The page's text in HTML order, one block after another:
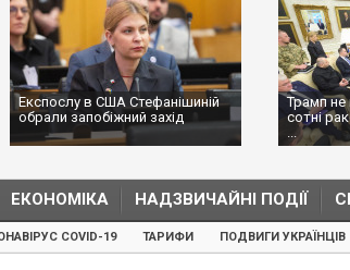
Експослу в США Стефанішиній
обрали запобіжний захід
Трамп не
сотні
...
ЕКОНОМІКА НАДЗВИЧАЙНІ ПОДІЇ
COVID-19 ТАРИФИ ПОДВИГИ УКРАЇНЦІВ